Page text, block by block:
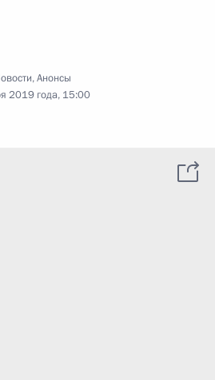
,Анонсы
2019 года, 15:00